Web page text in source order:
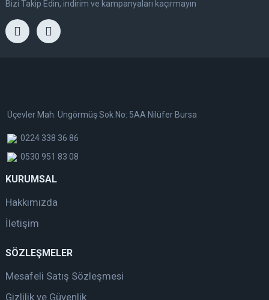
Bizi Takip Edin, indirim ve kampanyaları kaçırmayın
Üçevler Mah. Üngörmüş Sok No: 5AA Nilüfer Bursa
0224 338 36 86
0530 951 83 08
KURUMSAL
Hakkımızda
İletişim
SÖZLEŞMELER
Mesafeli Satış Sözleşmesi
Gizlilik ve Güvenlik